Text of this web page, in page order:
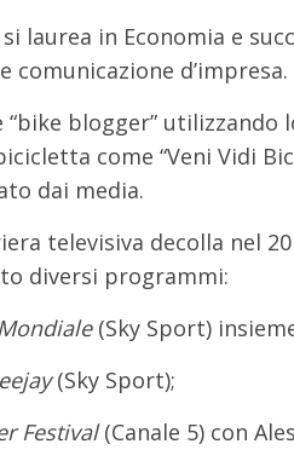
laurea in Economia e
comunicazione d’impresa.
“bike blogger”
come “Veni Vidi
dai media.
televisiva decolla nel
diversi programmi:
(Sky Sport)
(Sky Sport);
Festival(Canale 5) con